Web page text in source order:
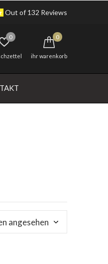
0
ihr warenkorb
0
Out of 132 Reviews